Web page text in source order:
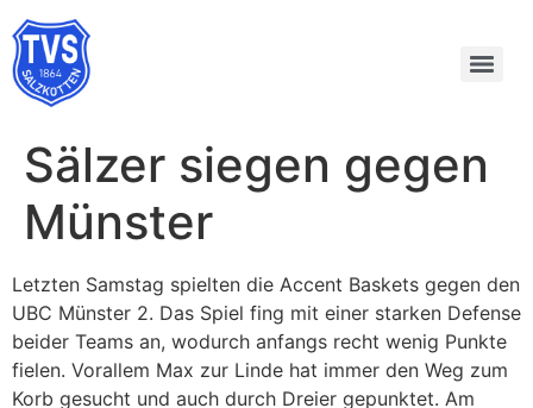
Sälzer siegen gegen
Münster
Letzten Samstag spielten die Accent Baskets gegen den
UBC Münster 2. Das Spiel fing mit einer starken Defense
beider Teams an, wodurch anfangs recht wenig Punkte
fielen. Vorallem Max zur Linde hat immer den Weg zum
Korb gesucht und auch durch Dreier gepunktet. Am